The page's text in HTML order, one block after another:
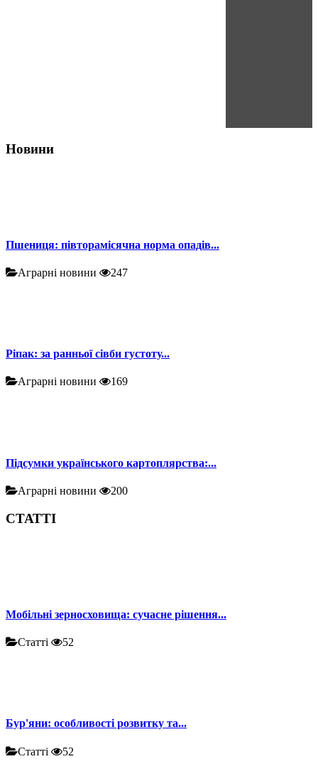
Новини
Пшениця: півторамісячна норма опадів...
Аграрні новини 247
Ріпак: за ранньої сівби густоту...
Аграрні новини 169
Підсумки українського картоплярства:...
Аграрні новини 200
СТАТТІ
Мобільні зерносховища: сучасне рішення...
Статті 52
Бур'яни: особливості розвитку та...
Статті 52